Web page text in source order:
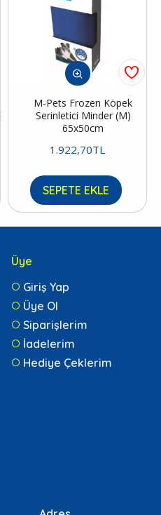
M-Pets Frozen Köpek
Serinletici Minder (M)
65x50cm
1.922,70TL
SEPETE EKLE
Üye
Giriş Yap
Üye Ol
Siparişlerim
İadelerim
Hediye Çeklerim